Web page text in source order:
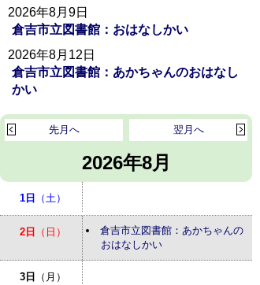
2026年8月9日
倉吉市立図書館：おはなしかい
2026年8月12日
倉吉市立図書館：あかちゃんのおはなし
かい
2026年8月
翌月へ
先月へ
1日 （土）
2日 （日）
倉吉市立図書館：あかちゃんの
おはなしかい
3日 （月）